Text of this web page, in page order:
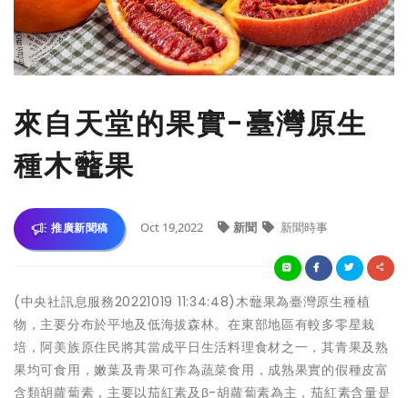
來自天堂的果實-臺灣原生
種木虌果
推廣新聞稿 Oct 19,2022 新聞 新聞時事
(中央社訊息服務20221019 11:34:48)木虌果為臺灣原生種植
物，主要分布於平地及低海拔森林。在東部地區有較多零星栽
培，阿美族原住民將其當成平日生活料理食材之一，其青果及熟
果均可食用，嫩葉及青果可作為蔬菜食用，成熟果實的假種皮富
含類胡蘿蔔素，主要以茄紅素及β-胡蘿蔔素為主，茄紅素含量是